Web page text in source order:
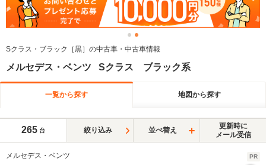
Sクラス・ブラック［黒］の中古車・中古車情報
メルセデス・ベンツ Sクラス ブラック系
一覧から探す 地図から探す
265 台 絞り込み 並べ替え
更新時に
メール受信
メルセデス・ベンツ PR